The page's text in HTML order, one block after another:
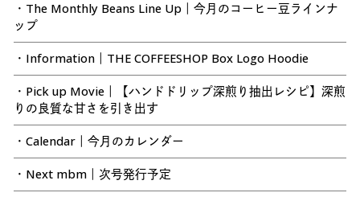
・The Monthly Beans Line Up｜今月のコーヒー豆ラインナ
ップ
・Information｜THE COFFEESHOP Box Logo Hoodie
・Pick up Movie｜【ハンドドリップ深煎り抽出レシピ】深煎
りの良質な甘さを引き出す
・Calendar｜今月のカレンダー
・Next mbm｜次号発行予定